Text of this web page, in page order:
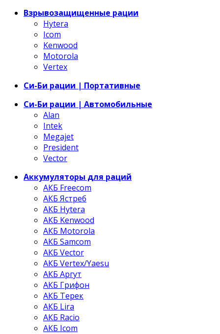
Взрывозащищенные рации
Hytera
Icom
Kenwood
Motorola
Vertex
Си-Би рации | Портативные
Си-Би рации | Автомобильные
Alan
Intek
Megajet
President
Vector
Аккумуляторы для раций
АКБ Freecom
АКБ Ястреб
АКБ Hytera
АКБ Kenwood
АКБ Motorola
АКБ Samcom
АКБ Vector
АКБ Vertex/Yaesu
АКБ Аргут
АКБ Грифон
АКБ Терек
АКБ Lira
АКБ Racio
АКБ Icom